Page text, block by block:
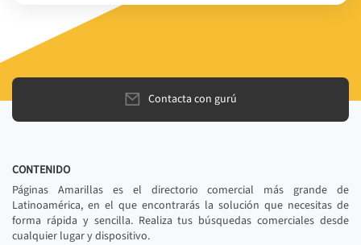
Contacta con gurú
CONTENIDO
Páginas Amarillas es el directorio comercial más grande de
Latinoamérica, en el que encontrarás la solución que necesitas de
forma rápida y sencilla. Realiza tus búsquedas comerciales desde
cualquier lugar y dispositivo.